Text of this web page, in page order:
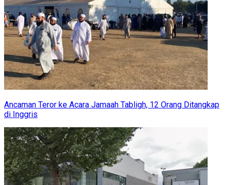
Ancaman Teror ke Acara Jamaah Tabligh, 12 Orang Ditangkap
di Inggris